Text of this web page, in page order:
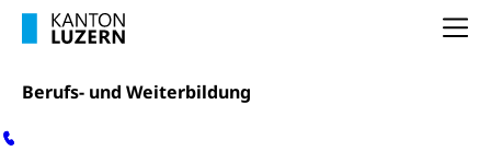
Berufs- und Weiterbildung
Freiwilliger Schulsport
Fachstelle Hochschulbildung
Freiwilliges Kindergarten Jahr
Freiwilliges Kindergarten Jahr